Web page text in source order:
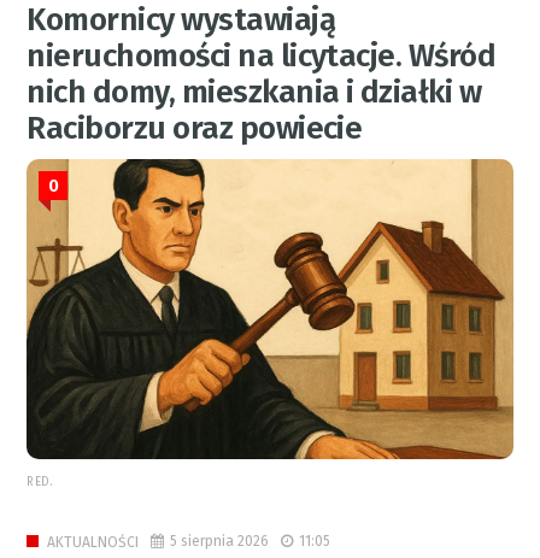
Komornicy wystawiają
nieruchomości na licytacje. Wśród
nich domy, mieszkania i działki w
Raciborzu oraz powiecie
0
RED.
AKTUALNOŚCI 5 sierpnia 2026 11:05